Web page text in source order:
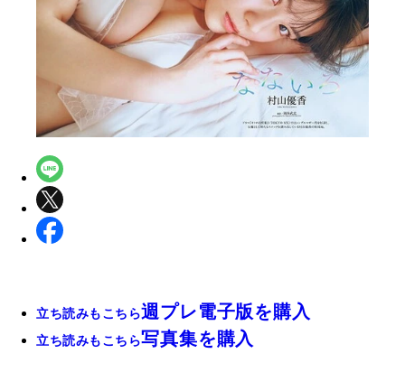
立ち読みもこちら週プレ電子版を購入
立ち読みもこちら写真集を購入